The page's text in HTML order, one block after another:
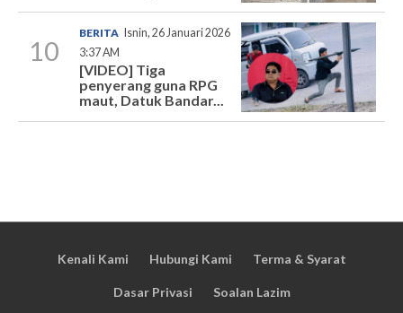
10
BERITA Isnin, 26 Januari 2026
3:37 AM
[VIDEO] Tiga
penyerang guna RPG
maut, Datuk Bandar...
Kenali Kami Hubungi Kami Terma & Syarat
Dasar Privasi Soalan Lazim